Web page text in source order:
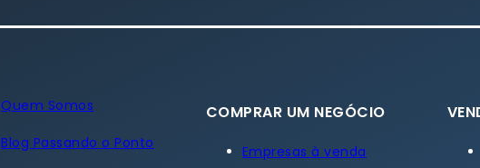
Quem Somos
Blog Passando o Ponto
COMPRAR UM NEGÓCIO
Empresas à venda